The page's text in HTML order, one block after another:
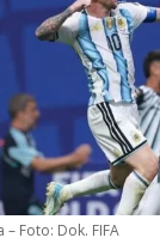
Foto: Dok. FIFA